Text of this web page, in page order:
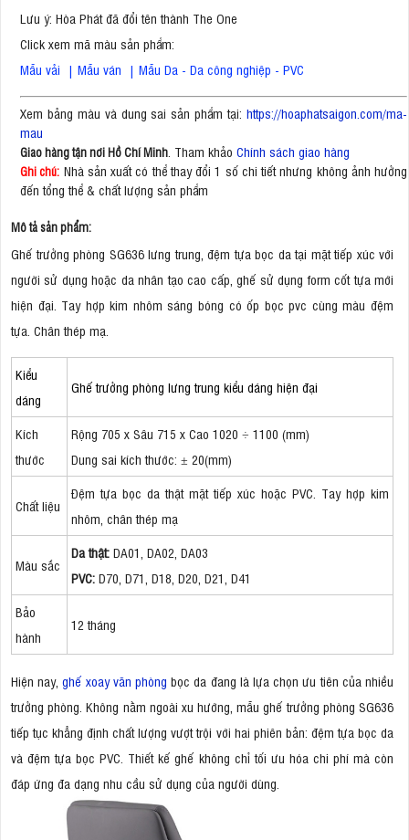
Lưu ý: Hòa Phát đã đổi tên thành The One
Click xem mã màu sản phẩm:
Mẫu vải | Mẫu ván | Mẫu Da - Da công nghiệp - PVC
Xem bảng màu và dung sai sản phẩm tại: https://hoaphatsaigon.com/ma-
mau
Giao hàng tận nơi Hồ Chí Minh . Tham khảo Chính sách giao hàng
Ghi chú: Nhà sản xuất có thể thay đổi 1 số chi tiết nhưng không ảnh hưởng
đến tổng thể & chất lượng sản phẩm
Mô tả sản phẩm:
Ghế trưởng phòng SG636 lưng trung, đệm tựa bọc da tại mặt tiếp xúc với
người sử dụng hoặc da nhân tạo cao cấp, ghế sử dụng form cốt tựa mới
hiện đại. Tay hợp kim nhôm sáng bóng có ốp bọc pvc cùng màu đệm
tựa. Chân thép mạ.
Kiểu
dáng
Ghế trưởng phòng lưng trung kiểu dáng hiện đại
Kích
thước
Rộng 705 x Sâu 715 x Cao 1020 ÷ 1100 (mm)
Dung sai kích thước: ± 20(mm)
Chất liệu
Đệm tựa bọc da thật mặt tiếp xúc hoặc PVC. Tay hợp kim
nhôm, chân thép mạ
Màu sắc
Da thật: DA01, DA02, DA03
PVC: D70, D71, D18, D20, D21, D41
Bảo
hành
12 tháng
Hiện nay,ghế xoay văn phòng bọc da đang là lựa chọn ưu tiên của nhiều
trưởng phòng. Không nằm ngoài xu hướng, mẫu ghế trưởng phòng SG636
tiếp tục khẳng định chất lượng vượt trội với hai phiên bản: đệm tựa bọc da
và đệm tựa bọc PVC. Thiết kế ghế không chỉ tối ưu hóa chi phí mà còn
đáp ứng đa dạng nhu cầu sử dụng của người dùng.